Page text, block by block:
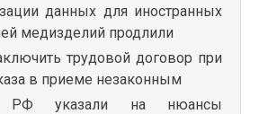
данных для иностранных
медизделий продлили
трудовой договор при
в приеме незаконным
РФ указали на нюансы